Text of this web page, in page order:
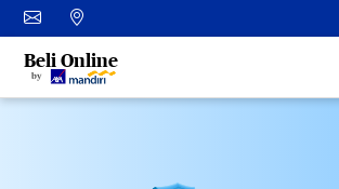
Beli Online
by